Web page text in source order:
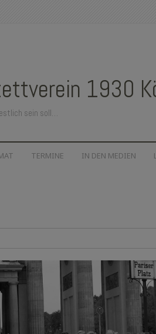
1930
sein soll…
TERMINE IN DEN MEDIEN